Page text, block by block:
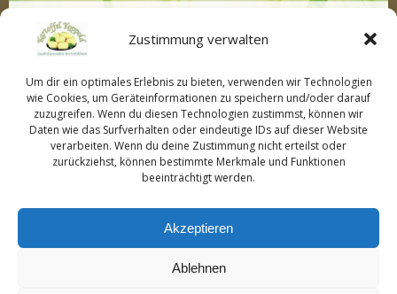
Zustimmung verwalten
Um dir ein optimales Erlebnis zu bieten, verwenden wir Technologien
wie Cookies, um Geräteinformationen zu speichern und/oder darauf
zuzugreifen. Wenn du diesen Technologien zustimmst, können wir
Daten wie das Surfverhalten oder eindeutige IDs auf dieser Website
verarbeiten. Wenn du deine Zustimmung nicht erteilst oder
zurückziehst, können bestimmte Merkmale und Funktionen
beeinträchtigt werden.
Akzeptieren
Ablehnen